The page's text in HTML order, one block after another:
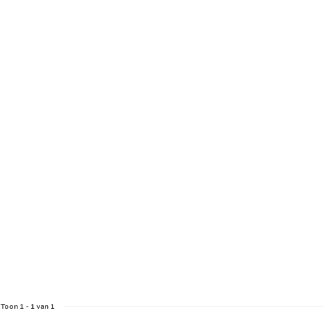
Toon 1- 1van 1